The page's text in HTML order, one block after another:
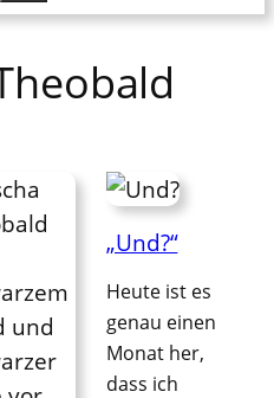
„Und?“
Heute ist es
genau einen
Monat her,
dass ich